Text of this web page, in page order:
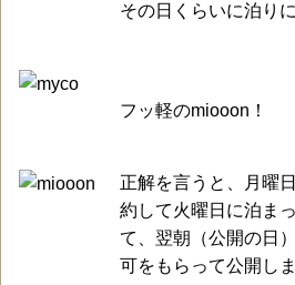
その日くらいに泊り
フッ軽のmiooon！
正解を言うと、月曜
約して火曜日に泊ま
て、翌朝（公開の日
可をもらって公開しま